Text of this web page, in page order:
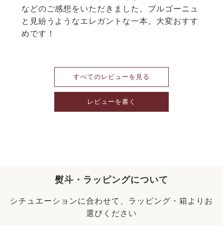
などのご感想をいただきました。ブルゴーニュ
と見紛うようなエレガントな一本。大変おすす
めです！
すべてのレビューを見る
レビューを書く
熨斗・ラッピングについて
シチュエーションに合わせて、ラッピング・箱よりお
選びください